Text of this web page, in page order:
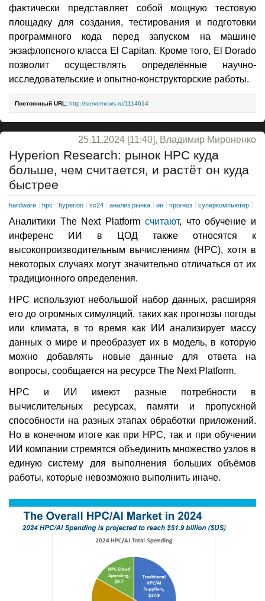
фактически представляет собой мощную тестовую
площадку для создания, тестирования и подготовки
программного кода перед запуском на машине
экзафлопсного класса El Capitan. Кроме того, El Dorado
позволит осуществлять определённые научно-
исследовательские и опытно-конструкторские работы.
Постоянный URL: http://servernews.ru/1114614
25.11.2024 [11:40], Владимир Мироненко
Hyperion Research: рынок HPC куда
больше, чем считается, и растёт он куда
быстрее
hardware hpc hyperion sc24 анализ рынка ии прогноз суперкомпьютер
Аналитики The Next Platform считают, что обучение и
инференс ИИ в ЦОД также относятся к
высокопроизводительным вычислениям (HPC), хотя в
некоторых случаях могут значительно отличаться от их
традиционного определения.
HPC используют небольшой набор данных, расширяя
его до огромных симуляций, таких как прогнозы погоды
или климата, в то время как ИИ анализирует массу
данных о мире и преобразует их в модель, в которую
можно добавлять новые данные для ответа на
вопросы, сообщается на ресурсе The Next Platform.
HPC и ИИ имеют разные потребности в
вычислительных ресурсах, памяти и пропускной
способности на разных этапах обработки приложений.
Но в конечном итоге как при HPC, так и при обучении
ИИ компании стремятся объединить множество узлов в
единую систему для выполнения больших объёмов
работы, которые невозможно выполнить иначе.